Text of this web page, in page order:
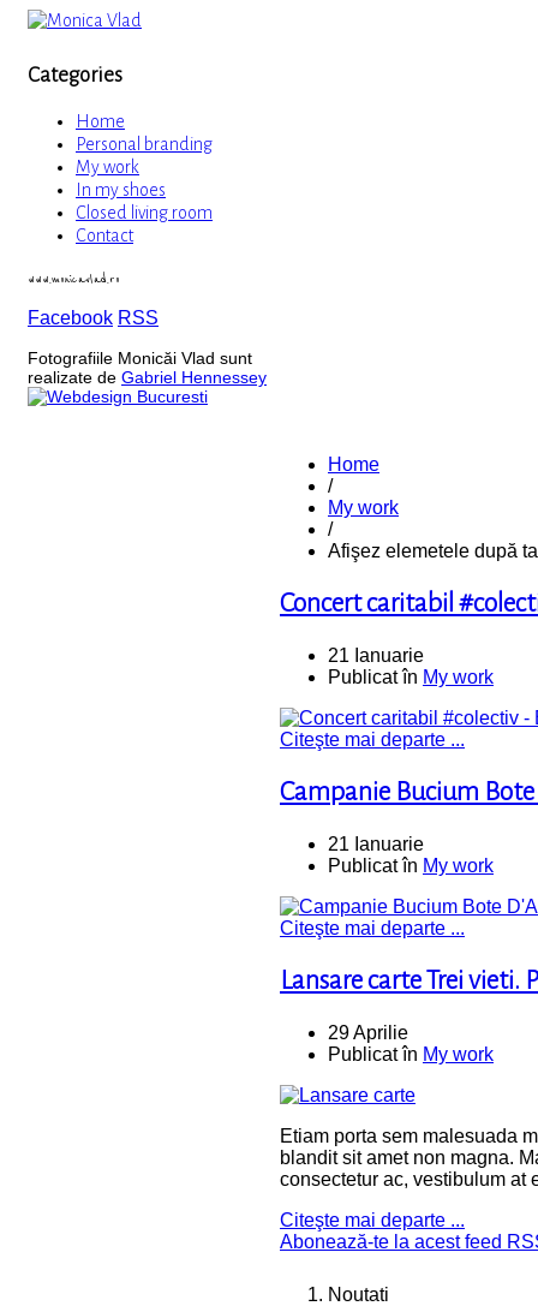
Categories
Home
Personal branding
My work
In my shoes
Closed living room
Contact
www.monicavlad.ro
Facebook RSS
Fotografiile Monicăi Vlad sunt
realizate de Gabriel Hennessey
Home
/
My work
/
Afişez elemetele după
Concert caritabil
21 Ianuarie
Publicat în My work
Citeşte mai departe ...
Campanie Bucium
21 Ianuarie
Publicat în My work
Citeşte mai departe ...
Lansare carte Trei vieti.
29 Aprilie
Publicat în My work
Etiam porta sem malesuada
blandit sit amet non magna.
consectetur ac, vestibulum at
Citeşte mai departe ...
Abonează-te la acest feed
Noutati